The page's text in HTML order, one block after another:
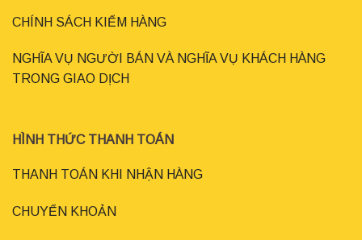
CHÍNH SÁCH KIỂM HÀNG
NGHĨA VỤ NGƯỜI BÁN VÀ NGHĨA VỤ KHÁCH HÀNG
TRONG GIAO DỊCH
HÌNH THỨC THANH TOÁN
THANH TOÁN KHI NHẬN HÀNG
CHUYỂN KHOẢN